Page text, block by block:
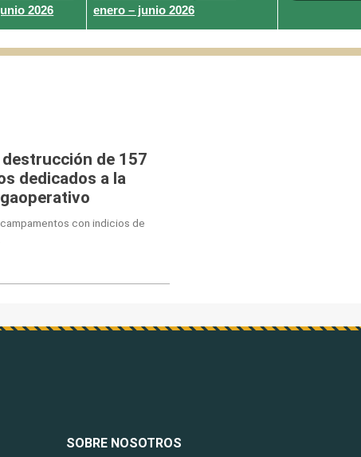
2026
enero – junio 2026
de 157
dedicados a la
con indicios de
SOBRE NOSOTROS